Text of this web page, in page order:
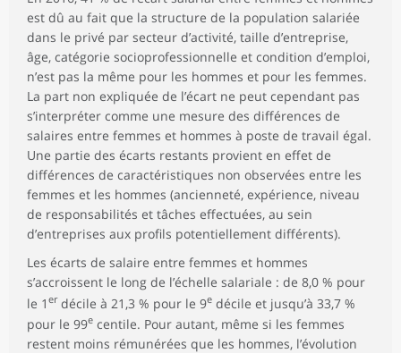
est dû au fait que la structure de la population salariée
dans le privé par secteur d’activité, taille d’entreprise,
âge, catégorie socioprofessionnelle et condition d’emploi,
n’est pas la même pour les hommes et pour les femmes.
La part non expliquée de l’écart ne peut cependant pas
s’interpréter comme une mesure des différences de
salaires entre femmes et hommes à poste de travail égal.
Une partie des écarts restants provient en effet de
différences de caractéristiques non observées entre les
femmes et les hommes (ancienneté, expérience, niveau
de responsabilités et tâches effectuées, au sein
d’entreprises aux profils potentiellement différents).
Les écarts de salaire entre femmes et hommes
s’accroissent le long de l’échelle salariale : de 8,0 % pour
le 1 erdécile à 21,3 % pour le 9e décile et jusqu’à 33,7 %
pour le 99e centile. Pour autant, même si les femmes
restent moins rémunérées que les hommes, l’évolution